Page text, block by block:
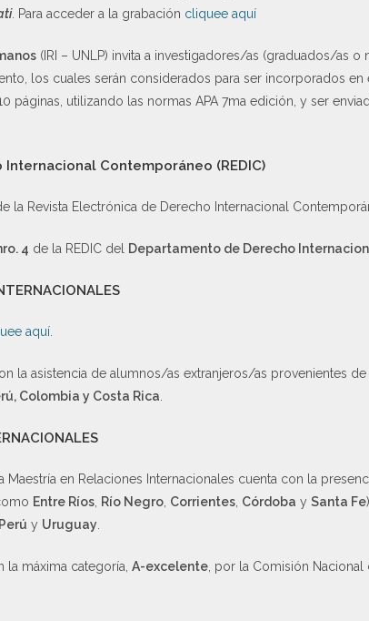
. Para acceder a la grabación cliquee aquí
(IRI – UNLP) invita a investigadores/as (graduados/as o
los cuales serán considerados para ser incorporados
páginas, utilizando las normas APA 7ma edición, y ser
Contemporáneo (REDIC)
la Revista Electrónica de Derecho Internacional
4 de la REDIC del Departamento de Derecho
aquí.
la asistencia de alumnos/as extranjeros/as provenientes de
Colombia y Costa Rica.
Maestría en Relaciones Internacionales cuenta con la
Entre Ríos, Río Negro, Corrientes, Córdoba y Santa Fe
Perú y Uruguay.
la máxima categoría, A-excelente, por la Comisión Nacional